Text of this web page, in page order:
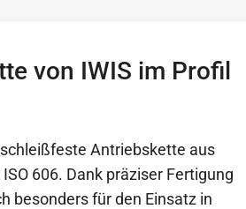
von IWIS im Profil
Antriebskette aus
606. Dank präziser Fertigung
besonders für den Einsatz in